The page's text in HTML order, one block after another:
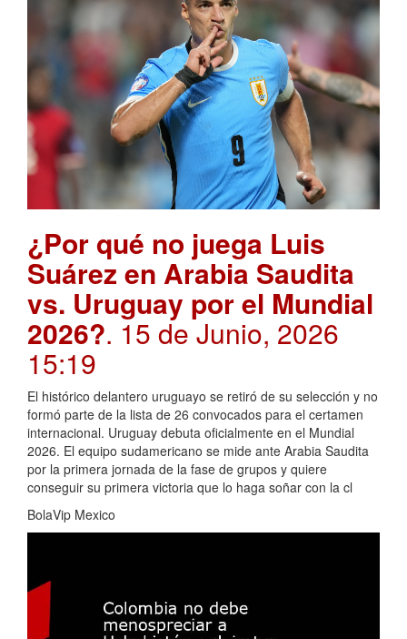
¿Por qué no juega Luis
Suárez en Arabia Saudita
vs. Uruguay por el Mundial
2026?. 15 de Junio, 2026
15:19
El histórico delantero uruguayo se retiró de su selección y no
formó parte de la lista de 26 convocados para el certamen
internacional. Uruguay debuta oficialmente en el Mundial
2026. El equipo sudamericano se mide ante Arabia Saudita
por la primera jornada de la fase de grupos y quiere
conseguir su primera victoria que lo haga soñar con la cl
BolaVip Mexico